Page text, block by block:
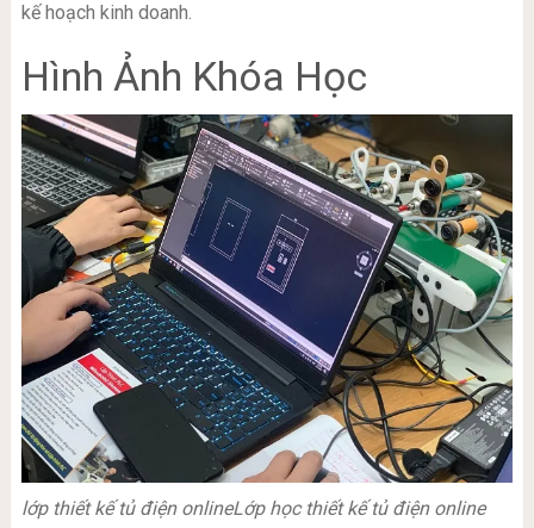
kế hoạch kinh doanh.
Hình Ảnh Khóa Học
lớp thiết kế tủ điện onlineLớp học thiết kế tủ điện online